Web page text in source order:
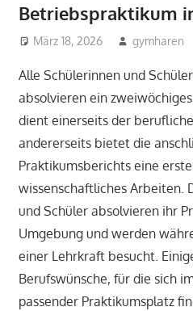
Betriebspraktikum in
März 18, 2026 gymharen
Alle Schülerinnen und Schüler
absolvieren ein
dient einerseits der
andererseits bietet die
Praktikumsberichts eine
wissenschaftliches Arbeiten.
und Schüler absolvieren ihr
Umgebung und werden
einer Lehrkraft besucht.
Berufswünsche, für die sich
passender Praktikumsplatz